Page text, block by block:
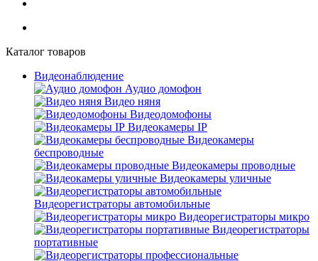
Каталог товаров
Видеонаблюдение
Аудио домофон
Видео няня
Видеодомофоны
Видеокамеры IP
Видеокамеры
беспроводные
Видеокамеры проводные
Видеокамеры уличные
Видеорегистраторы автомобильные
Видеорегистраторы микро
Видеорегистраторы
портативные